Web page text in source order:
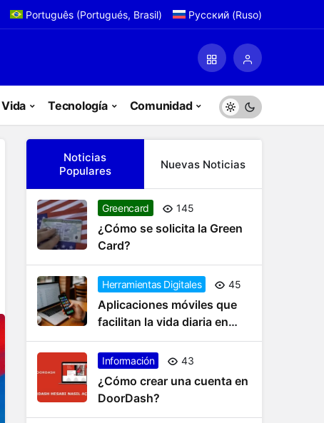
Português(Portugués, Brasil) Русский (Ruso)
Vida Tecnología Comunidad
Noticias
Populares
Nuevas Noticias
Greencard 145
¿Cómo se solicita la Green
Card?
Herramientas Digitales 45
Aplicaciones móviles que
facilitan la vida diaria en
Estados Unidos
Información 43
¿Cómo crear una cuenta en
DoorDash?